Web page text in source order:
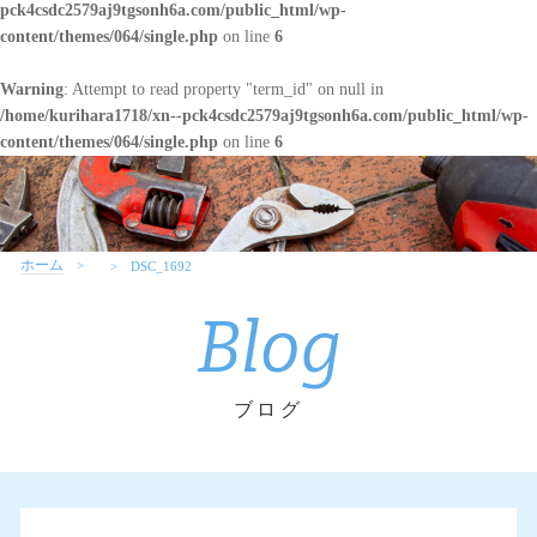
pck4csdc2579aj9tgsonh6a.com/public_html/wp-
content/themes/064/single.php on line 6
Warning: Attempt to read property "term_id" on null in
/home/kurihara1718/xn--pck4csdc2579aj9tgsonh6a.com/public_html/wp-
content/themes/064/single.php on line 6
ホーム DSC_1692
Blog
ブログ